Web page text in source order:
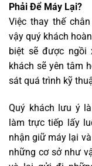
Phải Để Máy Lại?
Việc thay thế
vậy quý khách
biệt sẽ được ngồi
khách sẽ yên tâm
sát quá trình kỹ
Quý khách lưu ý
làm trực tiếp lấy
nhận giữ máy lại
những cơ sở như